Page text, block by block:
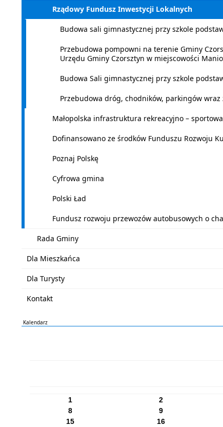
Rządowy Fundusz Inwestycji Lokalnych
Budowa sali gimnastycznej przy szkole
Przebudowa pompowni na terenie Gminy
Urzędu Gminy Czorsztyn w miejscowości
Budowa Sali gimnastycznej przy szkole
Przebudowa dróg, chodników, parkingów
Małopolska infrastruktura rekreacyjno – sportowa
Dofinansowano ze środków Funduszu Rozwoju
Poznaj Polskę
Cyfrowa gmina
Polski Ład
Fundusz rozwoju przewozów autobusowych o
Rada Gminy
Dla Mieszkańca
Dla Turysty
Kontakt
Kalendarz
1 2
8
9
15
16